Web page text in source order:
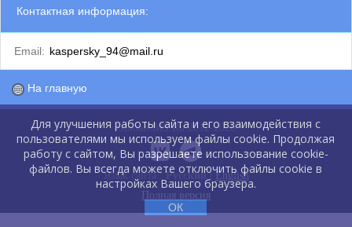
Контактная информация:
Email: kaspersky_94@mail.ru
На главную
GlobalCMS.Ru 2012-2026
Язык сайта :Русский| English
Полная версия
Для улучшения работы сайта и его взаимодействия с
пользователями мы используем файлы cookie. Продолжая
работу с сайтом, Вы разрешаете использование cookie-
файлов. Вы всегда можете отключить файлы cookie в
настройках Вашего браузера.
ОК